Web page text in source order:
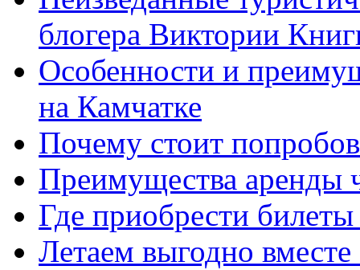
блогера Виктории
Особенности и
на Камчатке
Почему стоит
Преимущества аренды
Где приобрести билеты
Летаем выгодно